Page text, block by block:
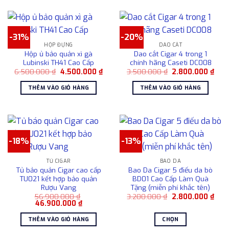
này
có
biến
thể.
Các
tùy
chọn
được
chọn
trên
trang
sản
phẩm
-31%
HỘP ĐỰNG
Hộp ủ bảo quản xì gà
Lubinski TH41 Cao Cấp
6.500.000₫ Giá
là:
6.500.000 ₫.
4.500.000 ₫Giá
hiện
4.500.000 ₫.
THÊM VÀO GIỎ HÀNG
-20%
DAO CẮT
Dao cắt Cigar 4 trong 1
chính hãng Caseti DC008
3.500.000₫ Giá
là:
3.500.000 ₫.
2.800.000₫Giá
hiện
THÊM VÀO GIỎ HÀNG
-18%
TỦ CIGAR
Tủ bảo quản Cigar cao cấp
TU021 kết hợp bảo quản
Rượu Vang
56.900.000₫
Giá
là:
56.900.000 ₫.
46.900.000 ₫Giá
hiện
tại
là:
46.900.000 ₫.
THÊM VÀO GIỎ HÀNG
-13%
BAO DA
Bao Da Cigar 5 điếu da bò
BD01 Cao Cấp Làm Quà
Tặng (miễn phí khắc tên)
3.200.000₫ Giá
3.200.000 ₫.
2.800.000 ₫Giá
hiện
CHỌN